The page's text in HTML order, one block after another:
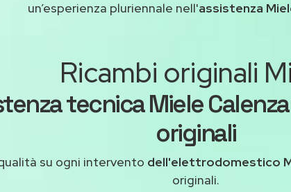
un’esperienza pluriennale nell'assistenza
Ricambi originali
tecnica Miele
originali
su ogni intervento dell'elettrodomestico
originali.